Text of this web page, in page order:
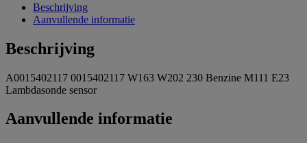
Beschrijving
Aanvullende informatie
Beschrijving
A0015402117 0015402117 W163 W202 230 Benzine M111 E23
Lambdasonde sensor
Aanvullende informatie